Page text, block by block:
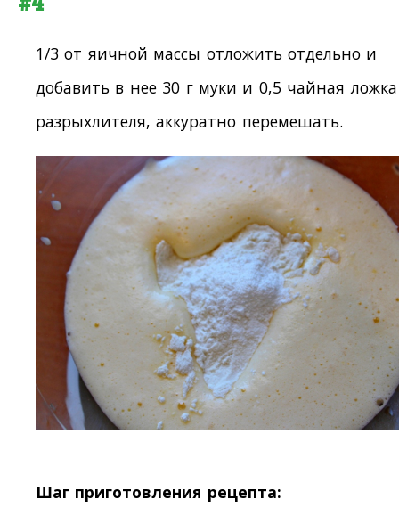
1/3 от яичной массы отложить отдельно и
добавить в нее 30 г муки и 0,5 чайная ложка
разрыхлителя, аккуратно перемешать.
Шаг приготовления рецепта: